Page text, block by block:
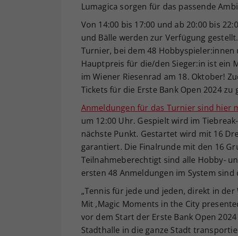
Lumagica sorgen für das passende
Von 14:00 bis 17:00 und ab 20:00 bis
und Bälle werden zur Verfügung
Turnier, bei dem 48
Hauptpreis für die/den Sieger:in ist ein
im Wiener Riesenrad am 18. Oktober!
Tickets für die Erste Bank Open 2024 zu
Anmeldungen für das Turnier sind hier
um 12:00 Uhr. Gespielt wird im
nächste Punkt. Gestartet wird mit 16
garantiert. Die Finalrunde mit den 16
Teilnahmeberechtigt sind alle Hobby-
ersten 48 Anmeldungen im System
„Tennis für jede und jeden, direkt in
Mit ‚Magic Moments in the City
vor dem Start der Erste Bank Open
Stadthalle in die ganze Stadt